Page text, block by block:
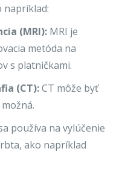
napríklad:
(MRI): MRI je
metóda na
s platničkami.
(CT):CT môže byť
používa na vylúčenie
ako napríklad